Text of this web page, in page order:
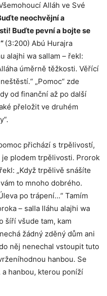
Alláh ve Své
neochvějní a
Buďte pevní a bojte se
(3:200) Abú Hurajra
alajhi wa sallam – řekl:
úměrně těžkosti. Věřící
„Pomoc“ zde
od finanční až po další
přeložit ve druhém
přichází s trpělivostí,
plodem trpělivosti. Prorok
„Když trpělivě snášíte
to mnoho dobrého.
po trápení…“ Tamím
– salla lláhu alajhi wa
šíří všude tam, kam
žádný zděný dům ani
něj nenechal vstoupit tuto
hanbou. Se
hanbou, kterou poníží